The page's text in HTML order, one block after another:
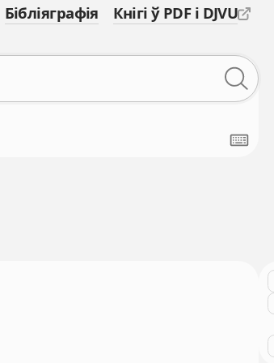
Бібліяграфія Кнігі ў PDF і DJVU